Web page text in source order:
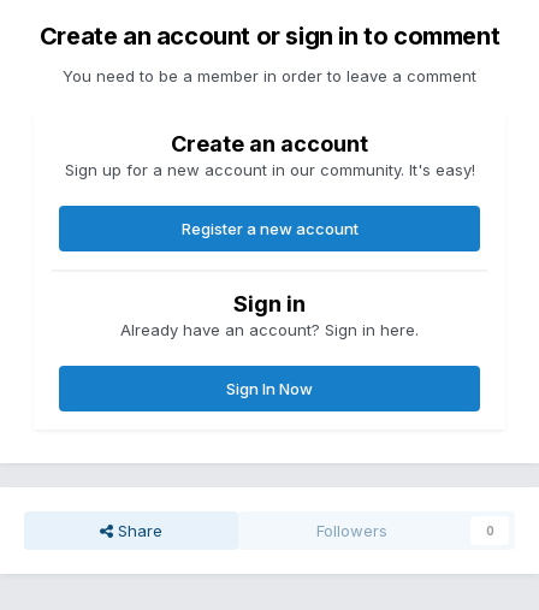
Create an account or sign in to comment
You need to be a member in order to leave a comment
Create an account
Sign up for a new account in our community. It's easy!
Register a new account
Sign in
Already have an account? Sign in here.
Sign In Now
Share Followers 0